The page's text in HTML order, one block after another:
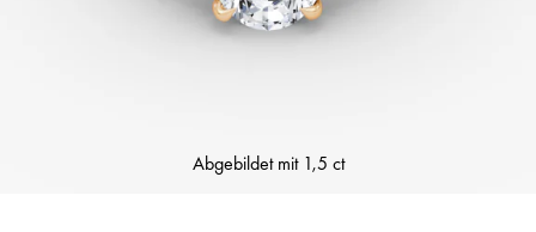
Abgebildet mit 1,5 ct